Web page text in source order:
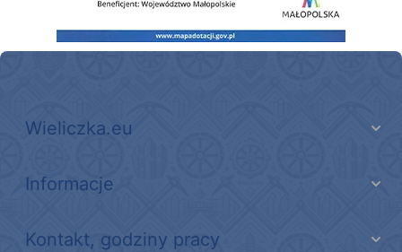
Wieliczka.eu
Informacje
Kontakt, godziny pracy